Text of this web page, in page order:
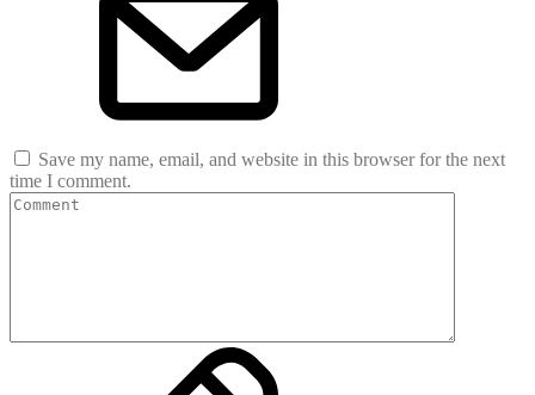
Save my name, email, and website in this browser for the next
time I comment.